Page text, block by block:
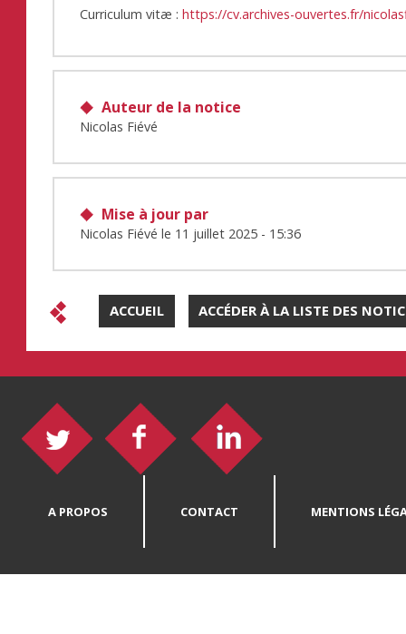
Curriculum vitæ :https://cv.archives-ouvertes.fr/
Auteur de la notice
Nicolas Fiévé
Mise à jour par
Nicolas Fiévé le 11 juillet 2025 - 15:36
ACCUEIL ACCÉDER À LA LISTE DES
A PROPOS CONTACT MENTIONS